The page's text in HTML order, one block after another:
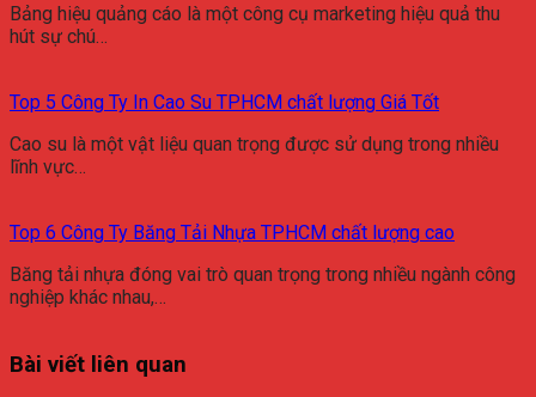
Bảng hiệu quảng cáo là một công cụ marketing hiệu quả thu
hút sự chú…
Top 5 Công Ty In Cao Su TPHCM chất lượng Giá Tốt
Cao su là một vật liệu quan trọng được sử dụng trong nhiều
lĩnh vực…
Top 6 Công Ty Băng Tải Nhựa TPHCM chất lượng cao
Băng tải nhựa đóng vai trò quan trọng trong nhiều ngành công
nghiệp khác nhau,…
Bài viết liên quan